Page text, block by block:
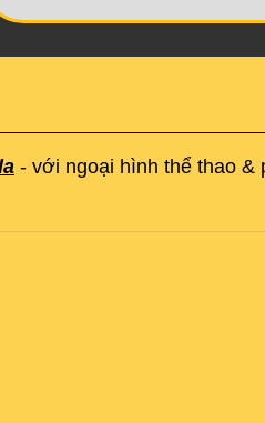
- với ngoại hình thể thao &